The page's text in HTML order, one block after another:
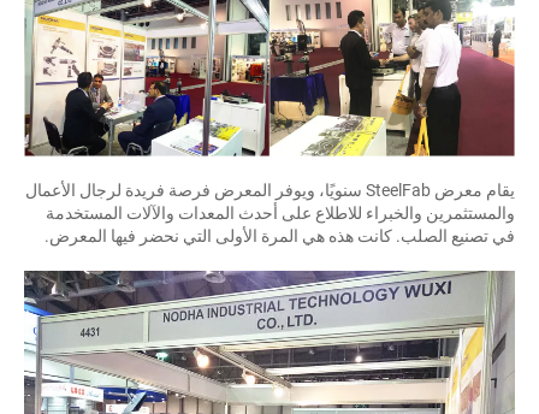
يقام معرض SteelFab سنويًا، ويوفر المعرض فرصة فريدة لرجال الأعمال
والمستثمرين والخبراء للاطلاع على أحدث المعدات والآلات المستخدمة
في تصنيع الصلب. كانت هذه هي المرة الأولى التي نحضر فيها المعرض.